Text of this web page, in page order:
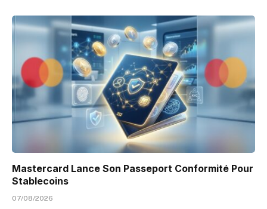
Mastercard Lance Son Passeport Conformité Pour
Stablecoins
07/08/2026